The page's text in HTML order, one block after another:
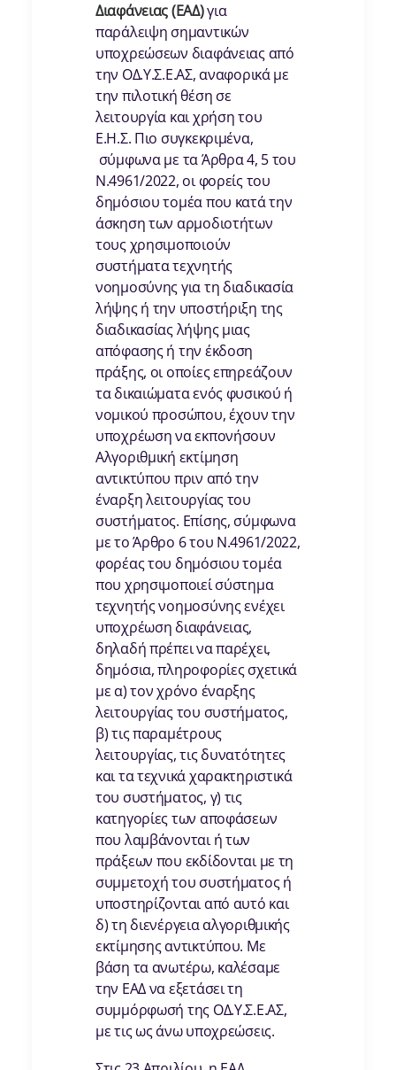
Διαφάνειας (ΕΑΔ)για
παράλειψη σημαντικών
υποχρεώσεων διαφάνειας από
την ΟΔ.Υ.Σ.Ε.ΑΣ, αναφορικά με
την πιλοτική θέση σε
λειτουργία και χρήση του
Ε.Η.Σ. Πιο συγκεκριμένα,
σύμφωνα με τα Άρθρα 4, 5 του
Ν.4961/2022, οι φορείς του
δημόσιου τομέα που κατά την
άσκηση των αρμοδιοτήτων
τους χρησιμοποιούν
συστήματα τεχνητής
νοημοσύνης για τη διαδικασία
λήψης ή την υποστήριξη της
διαδικασίας λήψης μιας
απόφασης ή την έκδοση
πράξης, οι οποίες επηρεάζουν
τα δικαιώματα ενός φυσικού ή
νομικού προσώπου, έχουν την
υποχρέωση να εκπονήσουν
Αλγοριθμική εκτίμηση
αντικτύπου πριν από την
έναρξη λειτουργίας του
συστήματος. Επίσης, σύμφωνα
με το Άρθρο 6 του Ν.4961/2022,
φορέας του δημόσιου τομέα
που χρησιμοποιεί σύστημα
τεχνητής νοημοσύνης ενέχει
υποχρέωση διαφάνειας,
δηλαδή πρέπει να παρέχει,
δημόσια, πληροφορίες σχετικά
με α) τον χρόνο έναρξης
λειτουργίας του συστήματος,
β) τις παραμέτρους
λειτουργίας, τις δυνατότητες
και τα τεχνικά χαρακτηριστικά
του συστήματος, γ) τις
κατηγορίες των αποφάσεων
που λαμβάνονται ή των
πράξεων που εκδίδονται με τη
συμμετοχή του συστήματος ή
υποστηρίζονται από αυτό και
δ) τη διενέργεια αλγοριθμικής
εκτίμησης αντικτύπου. Με
βάση τα ανωτέρω, καλέσαμε
την ΕΑΔ να εξετάσει τη
συμμόρφωσή της ΟΔ.Υ.Σ.Ε.ΑΣ,
με τις ως άνω υποχρεώσεις.